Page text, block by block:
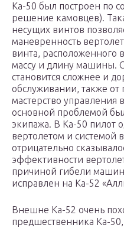
Ка-50 был построен по
решение камовцев).
несущих винтов
маневренность
винта, расположенного
массу и длину машины.
становится сложнее и
обслуживании, также от
мастерство управления
основной проблемой
экипажа. В Ка-50 пилот
вертолетом и системой
отрицательно
эффективности
причиной гибели
исправлен на Ка-52
Внешне Ка-52 очень
предшественника Ка-50,